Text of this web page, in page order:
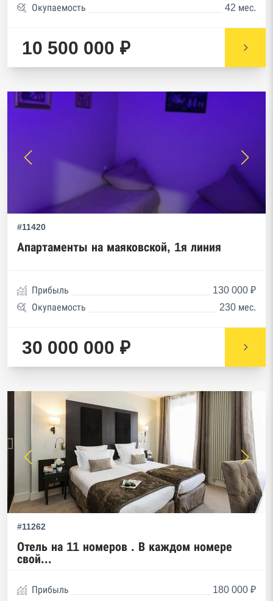
Окупаемость 42 мес.
10 500 000 ₽
#11420
Апартаменты на маяковской, 1я линия
Прибыль
130 000 ₽
Окупаемость
230 мес.
30 000 000 ₽
#11262
Отель на 11 номеров . В каждом номере
свой...
Прибыль
180 000 ₽